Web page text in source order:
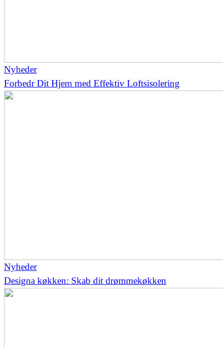
Nyheder
Forbedr Dit Hjem med Effektiv Loftsisolering
Nyheder
Designa køkken: Skab dit drømmekøkken